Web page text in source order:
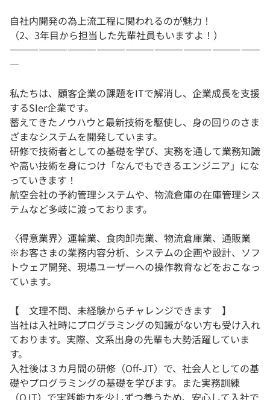
自社内開発の為上流工程に関われるのが魅力！
（2、3年目から担当した先輩社員もいますよ！）
――――――――――――――――――――――――――
―
私たちは、顧客企業の課題をITで解消し、企業成長を支援
するSIer企業です。
蓄えてきたノウハウと最新技術を駆使し、身の回りのさま
ざまなシステムを開発しています。
研修で技術者としての基礎を学び、実務を通して業務知識
や高い技術を身につけ「なんでもできるエンジニア」にな
っていきます！
航空会社の予約管理システムや、物流倉庫の在庫管理シス
テムなど多岐に渡っております。
〈得意業界〉運輸業、食肉卸売業、物流倉庫業、通販業
※お客さまの業務内容分析、システムの企画や設計、ソフ
トウェア開発、現場ユーザーへの操作教育などをおこなっ
ています。
【 文理不問、未経験からチャレンジできます 】
当社は入社時にプログラミングの知識がない方も受け入れ
ております。実際、文系出身の先輩も大勢活躍していま
す。
入社後は３カ月間の研修（Off-JT）で、社会人としての基
礎やプログラミングの基礎を学びます。また実務訓練